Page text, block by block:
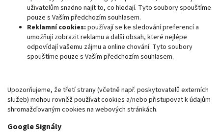
uživatelům snadno najít to, co hledají. Tyto soubory spouštíme
pouze s Vaším předchozím souhlasem.
Reklamní cookies: používají se ke sledování preferencí a
umožňují zobrazit reklamu a další obsah, které nejlépe
odpovídají vašemu zájmu a online chování. Tyto soubory
spouštíme pouze s Vaším předchozím souhlasem.
Upozorňujeme, že třetí strany (včetně např. poskytovatelů externích
služeb) mohou rovněž používat cookies a/nebo přistupovat k údajům
shromažďovaným cookies na webových stránkách.
Google Signály